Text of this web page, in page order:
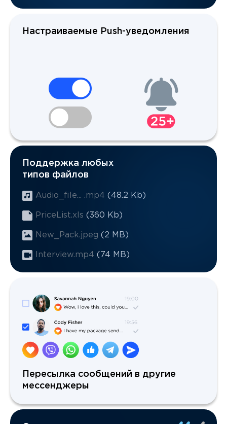
Настраиваемые Push-уведомления
Поддержка любых
типов файлов
Audio_file... .mp4 (48.2 Kb)
PriceList.xls (360 Kb)
New_Pack.jpeg (2 MB)
Interview.mp4 (74 MB)
Пересылка сообщений в другие
мессенджеры